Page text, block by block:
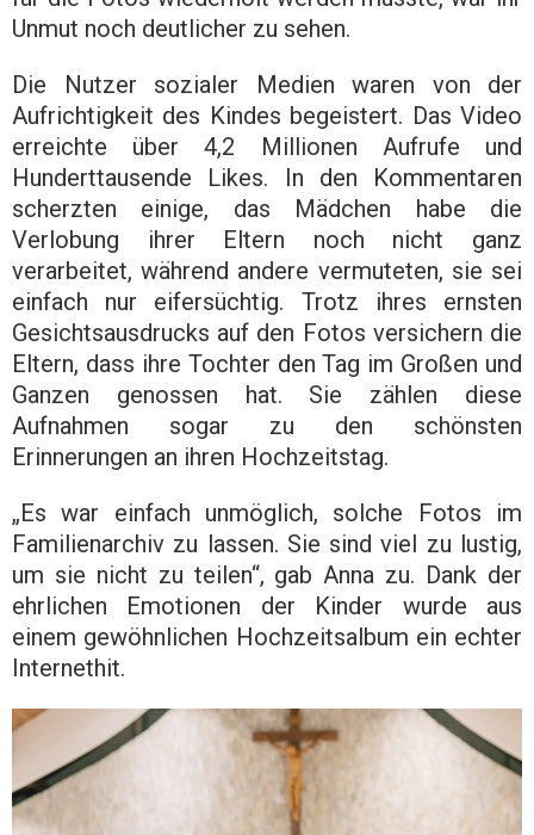
Unmut noch deutlicher zu sehen.
Die Nutzer sozialer Medien waren von der
Aufrichtigkeit des Kindes begeistert. Das Video
erreichte über 4,2 Millionen Aufrufe und
Hunderttausende Likes. In den Kommentaren
scherzten einige, das Mädchen habe die
Verlobung ihrer Eltern noch nicht ganz
verarbeitet, während andere vermuteten, sie sei
einfach nur eifersüchtig. Trotz ihres ernsten
Gesichtsausdrucks auf den Fotos versichern die
Eltern, dass ihre Tochter den Tag im Großen und
Ganzen genossen hat. Sie zählen diese
Aufnahmen sogar zu den schönsten
Erinnerungen an ihren Hochzeitstag.
„Es war einfach unmöglich, solche Fotos im
Familienarchiv zu lassen. Sie sind viel zu lustig,
um sie nicht zu teilen“, gab Anna zu. Dank der
ehrlichen Emotionen der Kinder wurde aus
einem gewöhnlichen Hochzeitsalbum ein echter
Internethit.